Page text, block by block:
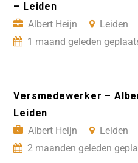
– Leiden
Albert Heijn
Leiden
1 maand geleden
Versmedewerker –
Leiden
Albert Heijn
Leiden
2 maanden geleden